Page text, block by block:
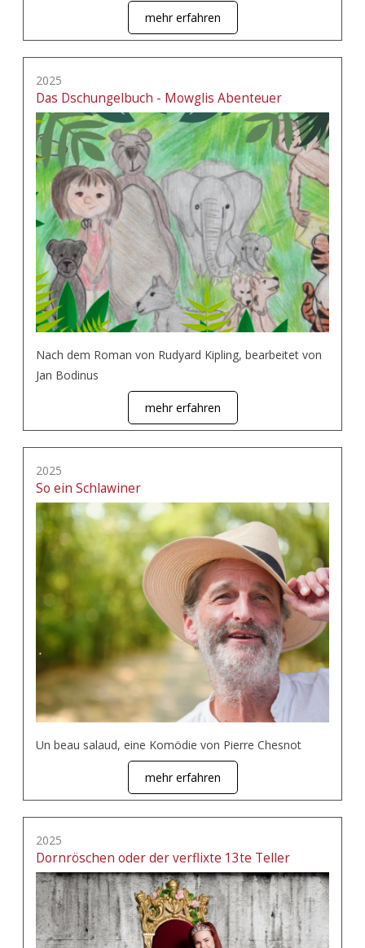
mehr erfahren
2025
Das Dschungelbuch - Mowglis Abenteuer
Nach dem Roman von Rudyard Kipling, bearbeitet von
Jan Bodinus
mehr erfahren
2025
So ein Schlawiner
Un beau salaud, eine Komödie von Pierre Chesnot
mehr erfahren
2025
Dornröschen oder der verflixte 13te Teller